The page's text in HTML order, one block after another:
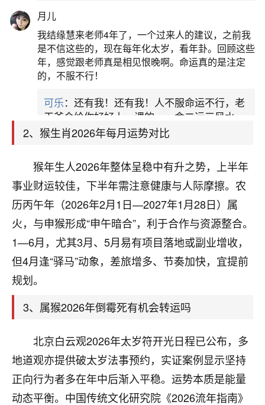
星座、腾讯风水栏目均提醒：猴年出生者在2026年
不宜跟风投资虚拟币、高杠杆理财，适合稳健型基
金定投或不动产相关长期规划。部分人可能因技能
变现（如设计、文案、培训）获得额外收入。感情
与健康需主动维护。紫微斗数排盘显示，红鸾星动
但逢“天虚”，单身者易遇心动对象却易错失沟通
2、猴生肖2026年每月运势对比
猴年生人2026年整体呈稳中有升之势，上半年
事业财运较佳，下半年需注意健康与人际摩擦。农
历丙午年（2026年2月1日—2027年1月28日）属
火，与申猴形成“申午暗合”，利于合作与资源整合。
1—6月，尤其3月、5月易有项目落地或副业增收，
但4月逢“驿马”动象，差旅增多、节奏加快，宜提前
规划。
3、属猴2026年倒霉死有机会转运吗
北京白云观2026年太岁符开光日程已公布，多
地道观亦提供破太岁法事预约，实证案例显示坚持
正向行为者多在年中后渐入平稳。运势本质是能量
动态平衡。中国传统文化研究院《2026流年指南》
月儿
我结缘慧来老师4年了，一个过来人的建议，之前我
是不信这些的，现在每年化太岁，看年卦。回顾这些
年，感觉跟老师真是相见恨晚啊。命运真的是注定
的，不服不行！
可乐：还有我！还有我！人不服命运不行，老
天爷会给你好好上一课的。一命二运三风水，
哪样不服都不行！
卦，认识老师3年了，都是缘分啊！
17分钟前 来自湖北 19
心若莲花
我是做餐饮的，这两年，生意屡屡受挫，店开一家关
一家，要么生意不好，生意好的就出事。前些年攒的
家底快败光了，真是倒霉！我也想找人看看到底怎么
回事？
啊！
是我从找店开始都是找慧来老师跟进的，选
址、风水、还有开业日子，哪哪都看了，虽然
大环境不好，但是我家生意还可以，前几天又
刚找老师做了补财库，希望财运更好一点！